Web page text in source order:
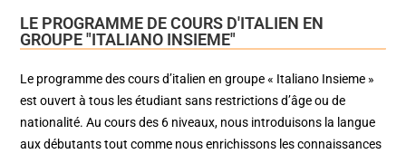
LE PROGRAMME DE COURS D'ITALIEN EN
GROUPE "ITALIANO INSIEME"
Le programme des cours d’italien en groupe « Italiano Insieme »
est ouvert à tous les étudiant sans restrictions d’âge ou de
nationalité. Au cours des 6 niveaux, nous introduisons la langue
aux débutants tout comme nous enrichissons les connaissances